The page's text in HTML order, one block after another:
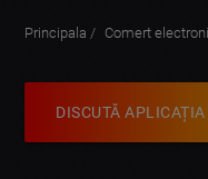
Principala Comert
DISCUTĂ APLICAȚIA